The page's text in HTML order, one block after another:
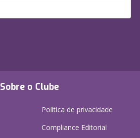
Sobre o Clube
Política de privacidade
Compliance Editorial